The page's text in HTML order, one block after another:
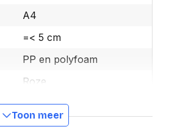
A4
=< 5 cm
PP en polyfoam
Roze
Leitz
11070023
Toon meer